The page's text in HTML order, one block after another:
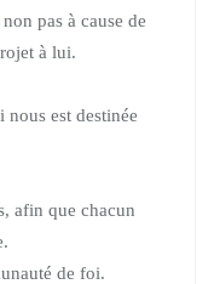
pas à cause de
à lui.
est destinée
afin que chacun
de foi.